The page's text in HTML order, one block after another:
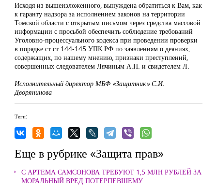
Исходя из вышеизложенного, вынуждена обратиться к Вам, как
к гаранту надзора за исполнением законов на территории
Томской области с открытым письмом через средства массовой
информации с просьбой обеспечить соблюдение требований
Уголовно-процессуального кодекса при проведении проверки
в порядке ст.ст.144-145 УПК РФ по заявлениям о деяниях,
содержащих, по нашему мнению, признаки преступлений,
совершенных следователем Лячиным А.Н. и свидетелем Л.
Исполнительный директор МБФ «Защитник» С.И.
Дворянинова
Теги:
Еще в рубрике «Защита прав»
С АРТЕМА САМСОНОВА ТРЕБУЮТ 1,5 МЛН РУБЛЕЙ ЗА
МОРАЛЬНЫЙ ВРЕД ПОТЕРПЕВШЕМУ